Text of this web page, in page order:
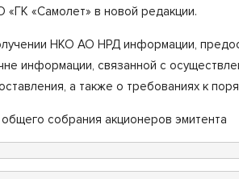
«ГК «Самолет» в новой редакции.
НКО АО НРД информации,
информации, связанной с
а также о требованиях к
собрания акционеров эмитента